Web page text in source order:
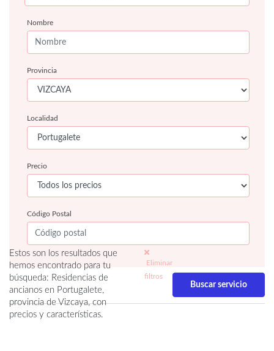
Nombre
Provincia
Localidad
Precio
Código Postal
Estos son los resultados que
hemos encontrado para tu
búsqueda: Residencias de
ancianos en Portugalete,
provincia de Vizcaya, con
precios y características.
Eliminar
filtros